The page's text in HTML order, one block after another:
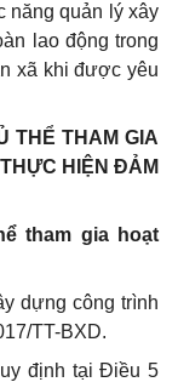
năng quản lý xây
lao động trong
xã khi được yêu
THỂ THAM GIA
HIỆN ĐẢM
tham gia hoạt
dựng công trình
TT-BXD.
định tại Điều 5